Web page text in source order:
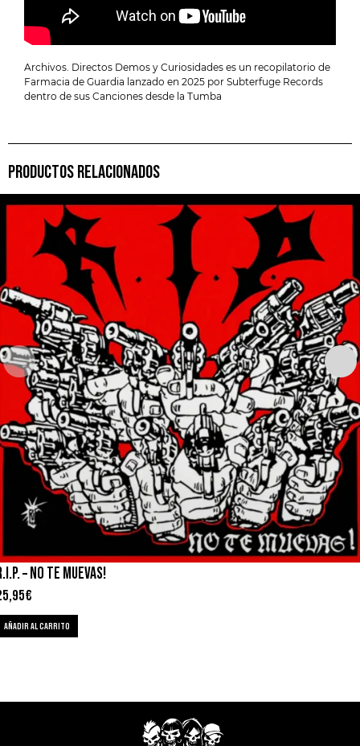
Archivos. Directos Demos y Curiosidades es un recopilatorio de
Farmacia de Guardia lanzado en 2025 por Subterfuge Records
dentro de sus Canciones desde la Tumba
PRODUCTOS RELACIONADOS
– NO TE MUEVAS!
€
AÑADIR AL CARRITO